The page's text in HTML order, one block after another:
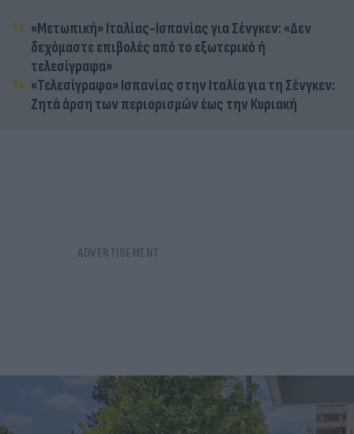
«Μετωπική» Ιταλίας-Ισπανίας για Σένγκεν: «Δεν
δεχόμαστε επιβολές από το εξωτερικό ή
τελεσίγραφα»
«Τελεσίγραφο» Ισπανίας στην Ιταλία για τη Σένγκεν:
Ζητά άρση των περιορισμών έως την Κυριακή